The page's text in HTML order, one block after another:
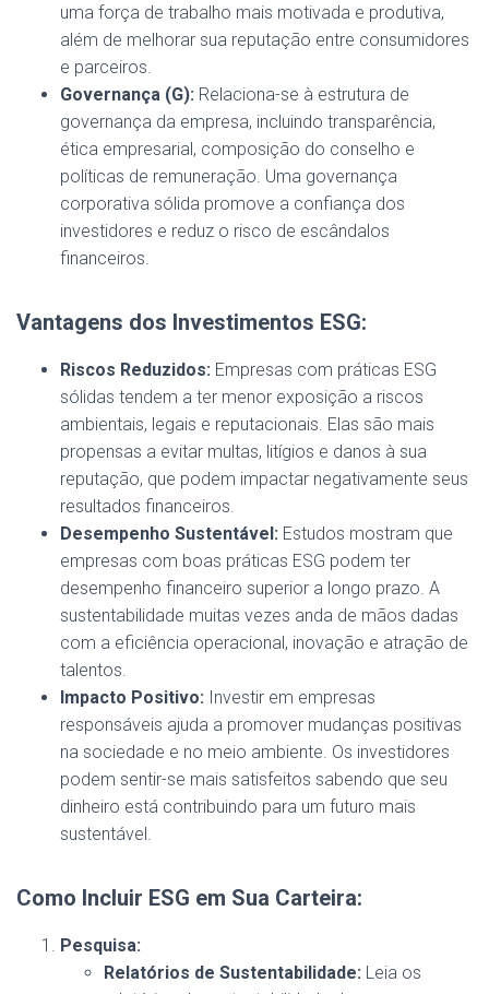
uma força de trabalho mais motivada e produtiva,
além de melhorar sua reputação entre consumidores
e parceiros.
Governança (G): Relaciona-se à estrutura de
governança da empresa, incluindo transparência,
ética empresarial, composição do conselho e
políticas de remuneração. Uma governança
corporativa sólida promove a confiança dos
investidores e reduz o risco de escândalos
financeiros.
Vantagens dos Investimentos ESG:
Riscos Reduzidos: Empresas com práticas ESG
sólidas tendem a ter menor exposição a riscos
ambientais, legais e reputacionais. Elas são mais
propensas a evitar multas, litígios e danos à sua
reputação, que podem impactar negativamente seus
resultados financeiros.
Desempenho Sustentável: Estudos mostram que
empresas com boas práticas ESG podem ter
desempenho financeiro superior a longo prazo. A
sustentabilidade muitas vezes anda de mãos dadas
com a eficiência operacional, inovação e atração de
talentos.
Impacto Positivo: Investir em empresas
responsáveis ajuda a promover mudanças positivas
na sociedade e no meio ambiente. Os investidores
podem sentir-se mais satisfeitos sabendo que seu
dinheiro está contribuindo para um futuro mais
sustentável.
Como Incluir ESG em Sua Carteira:
Pesquisa:
Relatórios de Sustentabilidade: Leia os